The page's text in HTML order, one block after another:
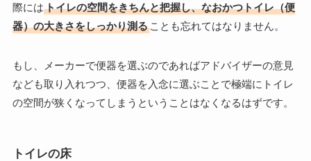
際にはトイレの空間をきちんと把握し、なおかつトイレ（便
器）の大きさをしっかり測ることも忘れてはなりません。
もし、メーカーで便器を選ぶのであればアドバイザーの意見
なども取り入れつつ、便器を入念に選ぶことで極端にトイレ
の空間が狭くなってしまうということはなくなるはずです。
トイレの床